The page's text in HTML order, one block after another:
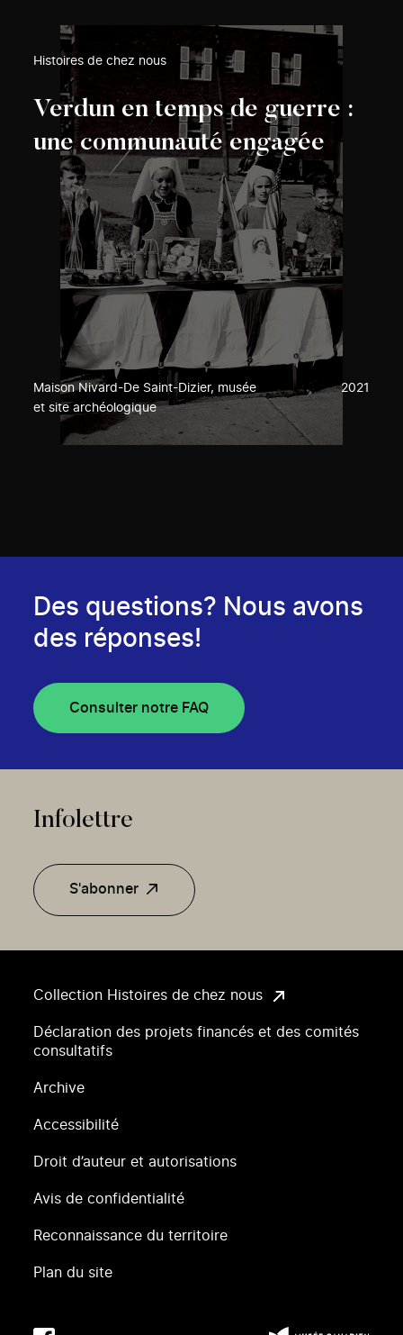
Histoires de chez nous
Verdun en temps de guerre :
une communauté engagée
Maison Nivard-De Saint-Dizier, musée
et site archéologique
2021
Collection Histoires de chez nous
Déclaration des projets financés et des comités
consultatifs
Archive
Accessibilité
Droit d’auteur et autorisations
Avis de confidentialité
Reconnaissance du territoire
Plan du site
Des questions? Nous avons
des réponses!
Consulter notre FAQ
Infolettre
S'abonner